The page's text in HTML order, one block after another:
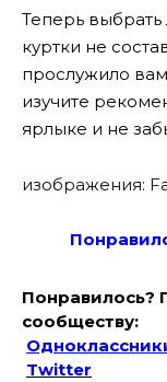
Теперь
куртки не
прослужило
изучите
ярлыке и не
изображения:
Понравилось?
сообществу:
Twitter